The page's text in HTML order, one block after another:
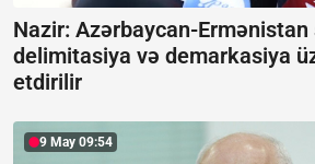
Nazir: Azərbaycan-Ermənistan
delimitasiya və demarkasiya
etdirilir
9 May 09:54